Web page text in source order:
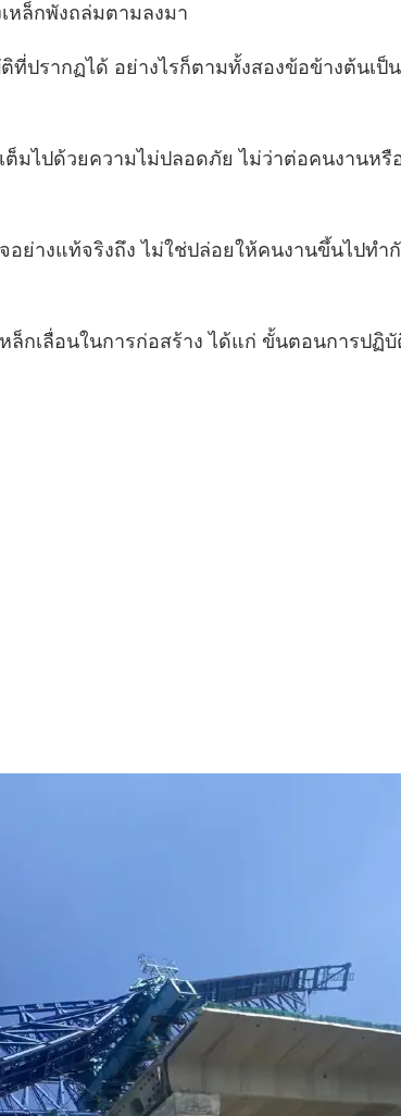
หล็กพังถล่มตามลงมา
ปรากฏได้ อย่างไรก็ตามทั้งสองข้อข้างต้นเป็
มไปด้วยความไม่ปลอดภัย ไม่ว่าต่อคนงานห
างแท้จริงถึง ไม่ใช่ปล่อยให้คนงานขึ้นไปทำ
ล็กเลื่อนในการก่อสร้าง ได้แก่ ขั้นตอนการปฏิ